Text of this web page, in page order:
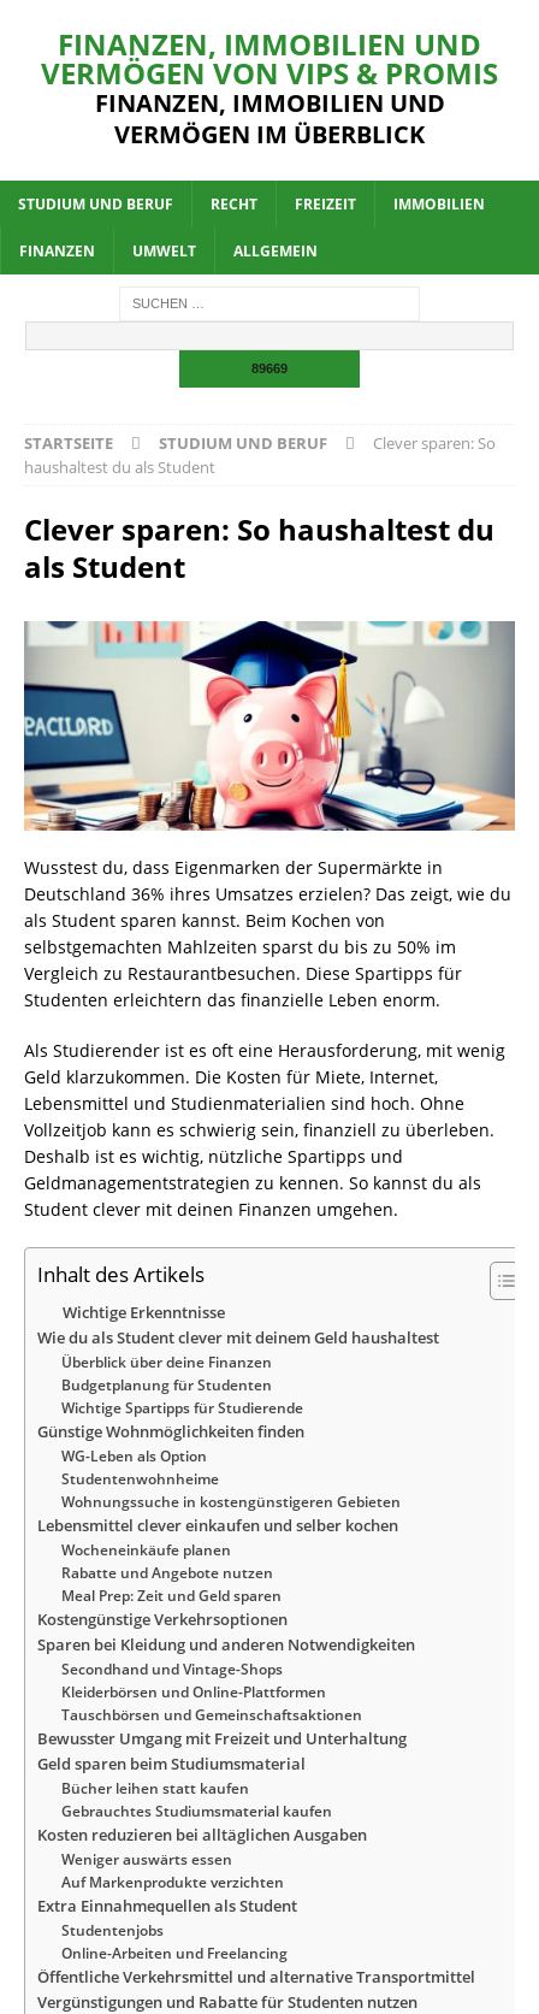
FINANZEN, IMMOBILIEN UND
VERMÖGEN VON VIPS & PROMIS
FINANZEN, IMMOBILIEN UND
VERMÖGEN IM ÜBERBLICK
STUDIUM UND BERUF RECHT FREIZEIT IMMOBILIEN
FINANZEN UMWELT ALLGEMEIN
STARTSEITE STUDIUM UND BERUF
Clever sparen: So
haushaltest du als Student
Clever sparen: So haushaltest du
als Student
Wusstest du, dass Eigenmarken der Supermärkte in
Deutschland 36% ihres Umsatzes erzielen? Das zeigt, wie du
als Student sparen kannst. Beim Kochen von
selbstgemachten Mahlzeiten sparst du bis zu 50% im
Vergleich zu Restaurantbesuchen. Diese Spartipps für
Studenten erleichtern das finanzielle Leben enorm.
Als Studierender ist es oft eine Herausforderung, mit wenig
Geld klarzukommen. Die Kosten für Miete, Internet,
Lebensmittel und Studienmaterialien sind hoch. Ohne
Vollzeitjob kann es schwierig sein, finanziell zu überleben.
Deshalb ist es wichtig, nützliche Spartipps und
Geldmanagementstrategien zu kennen. So kannst du als
Student clever mit deinen Finanzen umgehen.
Inhalt des Artikels
Wichtige Erkenntnisse
Wie du als Student clever mit deinem Geld haushaltest
Überblick über deine Finanzen
Budgetplanung für Studenten
Wichtige Spartipps für Studierende
Günstige Wohnmöglichkeiten finden
WG-Leben als Option
Studentenwohnheime
Wohnungssuche in kostengünstigeren Gebieten
Lebensmittel clever einkaufen und selber kochen
Wocheneinkäufe planen
Rabatte und Angebote nutzen
Meal Prep: Zeit und Geld sparen
Kostengünstige Verkehrsoptionen
Sparen bei Kleidung und anderen Notwendigkeiten
Secondhand und Vintage-Shops
Kleiderbörsen und Online-Plattformen
Tauschbörsen und Gemeinschaftsaktionen
Bewusster Umgang mit Freizeit und Unterhaltung
Geld sparen beim Studiumsmaterial
Bücher leihen statt kaufen
Gebrauchtes Studiumsmaterial kaufen
Kosten reduzieren bei alltäglichen Ausgaben
Weniger auswärts essen
Auf Markenprodukte verzichten
Extra Einnahmequellen als Student
Studentenjobs
Online-Arbeiten und Freelancing
Öffentliche Verkehrsmittel und alternative Transportmittel
Vergünstigungen und Rabatte für Studenten nutzen